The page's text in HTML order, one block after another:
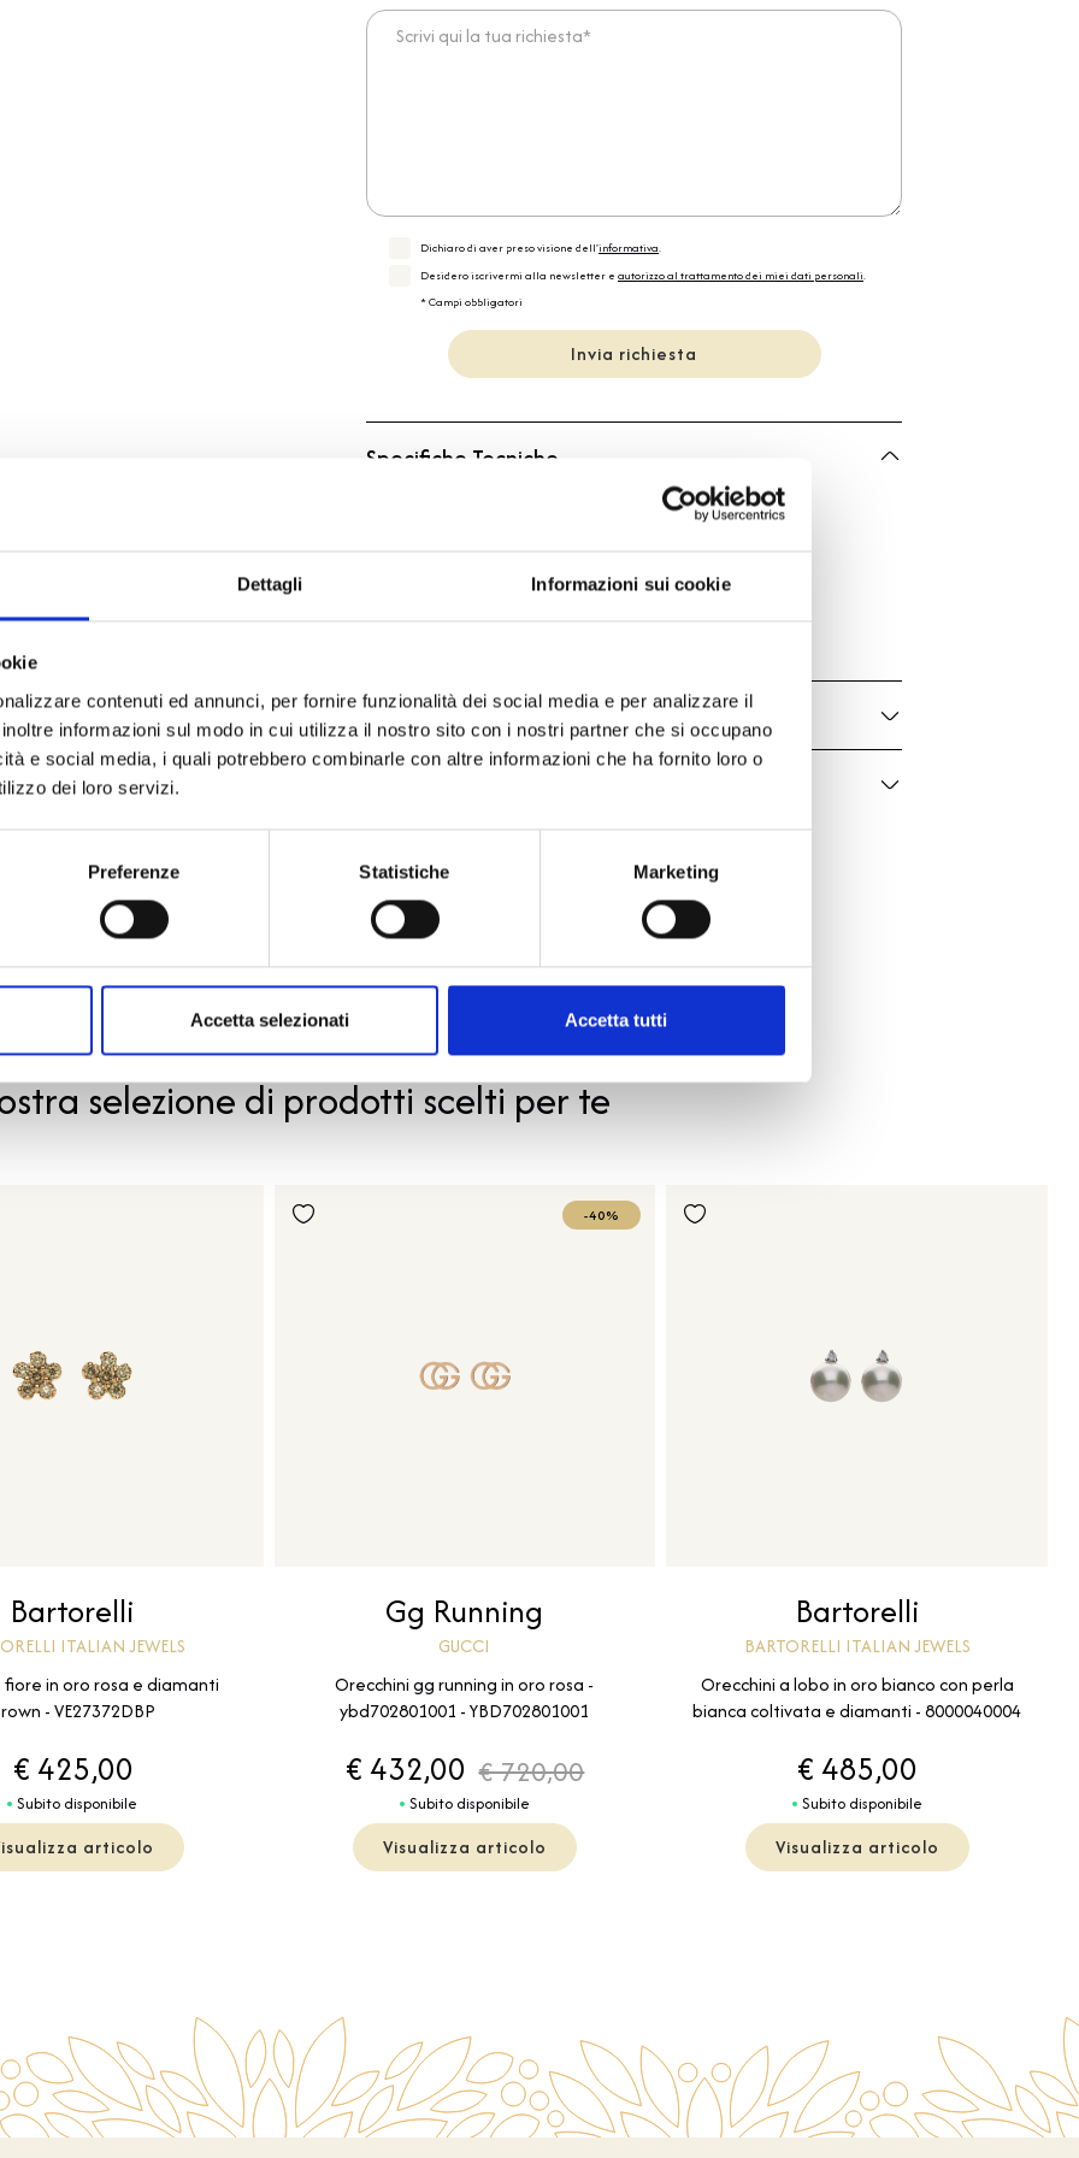
Dettagli Informazioni sui cookie
contenuti ed annunci, per fornire funzionalità dei social media e per analizzare il
informazioni sul modo in cui utilizza il nostro sito con i nostri partner che si occupano
e social media, i quali potrebbero combinarle con altre informazioni che ha fornito loro o
dei loro servizi.
Preferenze Statistiche Marketing
Accetta selezionati Accetta tutti
Scrivi qui la tua richiesta*
Dichiaro di aver preso visione dell'informativa.
Desidero iscrivermi alla newsletter e autorizzo al trattamento dei miei dati personali.
* Campi obbligatori
Invia richiesta
Specifiche Tecniche
Bartorelli Italian Jewels
Collezione
Bartorelli
VE24514DW
Per
Donna
Metalli
PRODOTTI SIMILI
selezione di prodotti scelti per te
Bartorelli
ITALIAN JEWELS
fiore in oro rosa e diamanti
- VE27372DBP
€ 425,00
Subito disponibile
articolo
-40%
Gg Running
GUCCI
Orecchini gg running in oro rosa -
ybd702801001 - YBD702801001
€ 432,00 € 720,00
Subito disponibile
Visualizza articolo
Bartorelli
BARTORELLI ITALIAN JEWELS
Orecchini a lobo in oro bianco con perla
bianca coltivata e diamanti - 8000040004
€ 485,00
Subito disponibile
Visualizza articolo